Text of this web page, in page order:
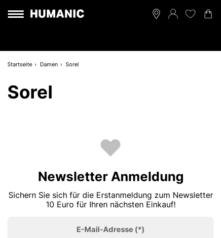
Startseite Damen Sorel
Sorel
Newsletter Anmeldung
Sichern Sie sich für die Erstanmeldung zum Newsletter
10 Euro für Ihren nächsten Einkauf!
E-Mail-Adresse (*)